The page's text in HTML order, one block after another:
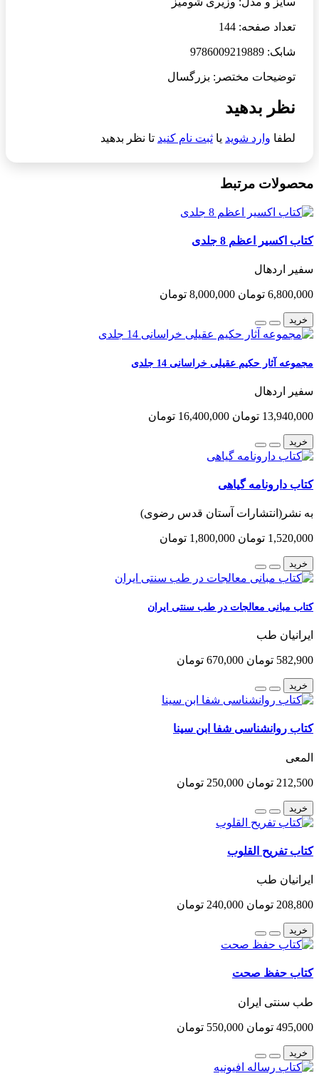
تعداد صفحه: 144
شابک: 9786009219889
توضیحات مختصر: بزرگسال
نظر بدهید
لطفا وارد شوید یا ثبت نام کنید تا نظر بدهید
محصولات مرتبط
کتاب اکسیر اعظم 8 جلدی
سفیر اردهال
6,800,000 تومان 8,000,000 تومان
خرید
مجموعه آثار حکیم عقیلی خراسانی 14 جلدی
سفیر اردهال
13,940,000 تومان 16,400,000 تومان
خرید
کتاب دارونامه گیاهی
به نشر(انتشارات آستان قدس رضوی)
1,520,000 تومان 1,800,000 تومان
خرید
کتاب مبانی معالجات در طب سنتی ایران
ایرانیان طب
582,900 تومان 670,000 تومان
خرید
کتاب روانشناسی شفا ابن سینا
المعی
212,500 تومان 250,000 تومان
خرید
کتاب تفریح القلوب
ایرانیان طب
208,800 تومان 240,000 تومان
خرید
کتاب حفظ صحت
طب سنتی ایران
495,000 تومان 550,000 تومان
خرید